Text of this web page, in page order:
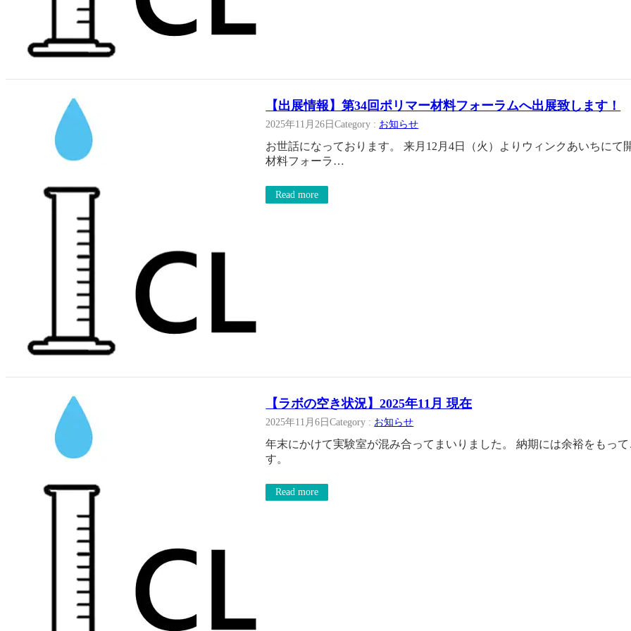
【出展情報】第34回ポリマー材料フォーラムへ出展致します！
2025年11月26日Category : お知らせ
お世話になっております。 来月12月4日（火）よりウィンクあいちにて
材料フォーラ…
Read more
【ラボの空き状況】2025年11月 現在
2025年11月6日Category : お知らせ
年末にかけて実験室が混み合ってまいりました。 納期には余裕をもっ
す。
Read more